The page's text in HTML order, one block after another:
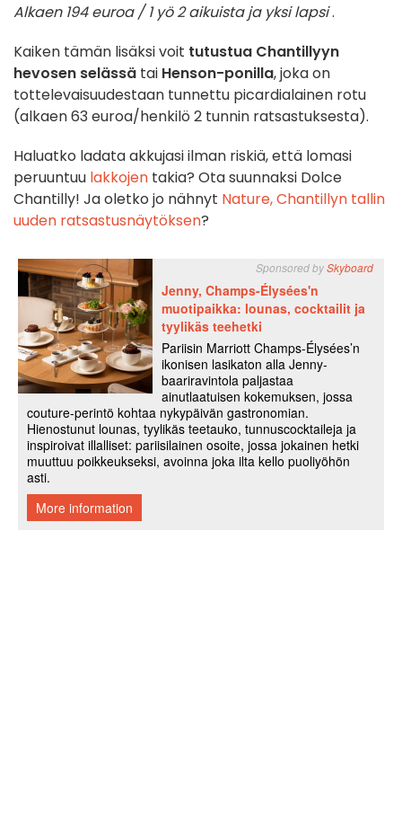
Alkaen 194 euroa / 1 yö 2 aikuista ja yksi lapsi.
Kaiken tämän lisäksi voit tutustua Chantillyyn
hevosen selässä tai Henson-ponilla, joka on
tottelevaisuudestaan tunnettu picardialainen rotu
(alkaen 63 euroa/henkilö 2 tunnin ratsastuksesta).
Haluatko ladata akkujasi ilman riskiä, että lomasi
peruuntuu lakkojen takia? Ota suunnaksi Dolce
Chantilly! Ja oletko jo nähnyt Nature, Chantillyn tallin
uuden ratsastusnäytöksen?